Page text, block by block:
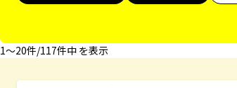
1〜20件/117件中 を表示